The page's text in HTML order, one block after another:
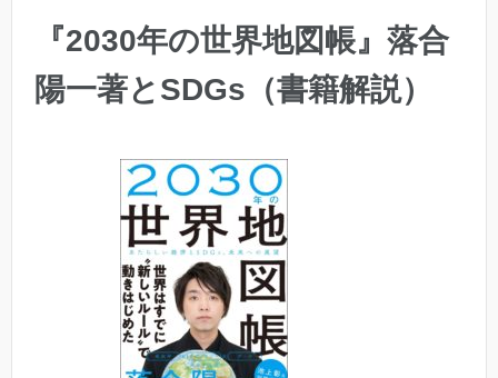
『2030年の世界地図帳』落合
陽一著とSDGs（書籍解説）